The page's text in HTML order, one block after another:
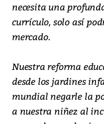
necesita una
currículo, solo así
mercado.
Nuestra reforma
desde los jardines
mundial negarle la
a nuestra niñez al